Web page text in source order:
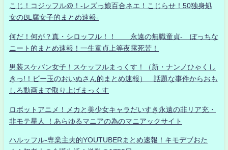
こじ！コジッフル@！-レズっ娘百合ネエ！こじらせ！50独身処
女のBL腐女子的まとめ速報-
何だ！何が？真・シロッフル！！ 永遠の無職童貞- ぼっちな
ニート的まとめ速報！一生童貞上等夜露死苦！
男装スケバン女子！スケッフルまっくす！（新・ナンノひゃくし
きっ!！ビー玉のおいぬさん的まとめ速報） 話題な事件からおも
しろ動画まで取り上げまっくす
ロボットアニメ！メカと美少女キャラだいすき永遠の非リア充・
非モテ星人 ！あらゆるマニアの為のマニアックサイト
ハルッフル-専業主夫的YOUTUBERまとめ速報！キモデブおた